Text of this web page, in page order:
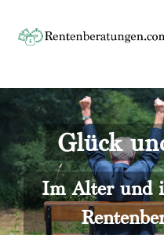
content
Startseite
Rente
Rentenberater
Über uns
Kontakt
Glück
Im Alter und